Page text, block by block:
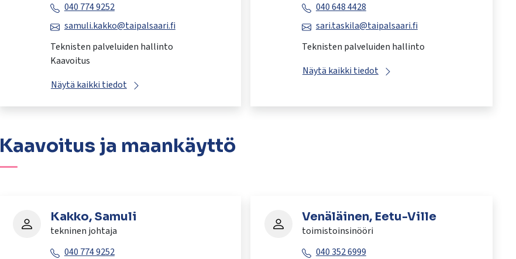
040 774 9252
samuli.kakko@taipalsaari.fi
Teknisten palveluiden hallinto
Kaavoitus
Näytä kaikki tiedot
040 648 4428
sari.taskila@taipalsaari.fi
Teknisten palveluiden hallinto
Näytä kaikki tiedot
Kaavoitus ja maankäyttö
Kakko, Samuli
tekninen johtaja
040 774 9252
Venäläinen, Eetu-Ville
toimistoinsinööri
040 352 6999